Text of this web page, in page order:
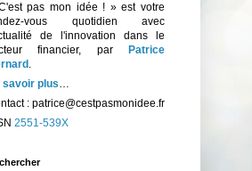
pas mon idée ! » est votre
vous quotidien avec
de l'innovation dans le
financier, par
Patrice
.
savoir plus…
: patrice@cestpasmonidee.fr
2551-539X